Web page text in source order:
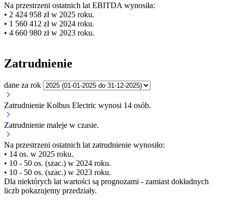
Na przestrzeni ostatnich lat EBITDA wynosiła:
• 2 424 958 zł w 2025 roku.
• 1 560 412 zł w 2024 roku.
• 4 660 980 zł w 2023 roku.
Zatrudnienie
dane za rok
Zatrudnienie Kolbus Electric wynosi 14 osób.
Zatrudnienie maleje w czasie.
Na przestrzeni ostatnich lat zatrudnienie wynosiło:
• 14 os. w 2025 roku.
• 10 - 50 os. (szac.) w 2024 roku.
• 10 - 50 os. (szac.) w 2023 roku.
Dla niektórych lat wartości są prognozami - zamiast dokładnych
liczb pokazujemy przedziały.